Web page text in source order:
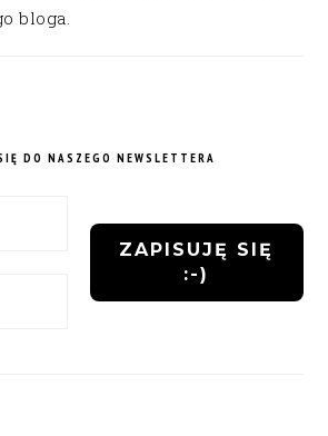
bloga.
DO NASZEGO NEWSLETTERA